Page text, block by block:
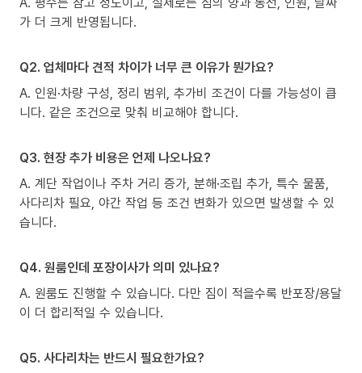
가 더 크게 반영됩니다.
Q2. 업체마다 견적 차이가 너무 큰 이유가 뭔가요?
A. 인원·차량 구성, 정리 범위, 추가비 조건이 다를 가능성이 큽
니다. 같은 조건으로 맞춰 비교해야 합니다.
Q3. 현장 추가 비용은 언제 나오나요?
A. 계단 작업이나 주차 거리 증가, 분해·조립 추가, 특수 물품,
사다리차 필요, 야간 작업 등 조건 변화가 있으면 발생할 수 있
습니다.
Q4. 원룸인데 포장이사가 의미 있나요?
A. 원룸도 진행할 수 있습니다. 다만 짐이 적을수록 반포장/용달
이 더 합리적일 수 있습니다.
Q5. 사다리차는 반드시 필요한가요?